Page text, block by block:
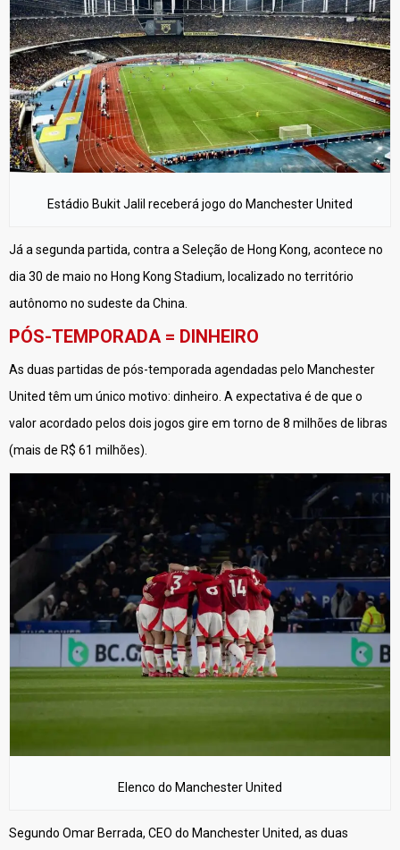
Estádio Bukit Jalil receberá jogo do Manchester United
Já a segunda partida, contra a Seleção de Hong Kong, acontece no
dia 30 de maio no Hong Kong Stadium, localizado no território
autônomo no sudeste da China.
PÓS-TEMPORADA = DINHEIRO
As duas partidas de pós-temporada agendadas pelo Manchester
United têm um único motivo: dinheiro. A expectativa é de que o
valor acordado pelos dois jogos gire em torno de 8 milhões de libras
(mais de R$ 61 milhões).
Elenco do Manchester United
Segundo Omar Berrada, CEO do Manchester United, as duas